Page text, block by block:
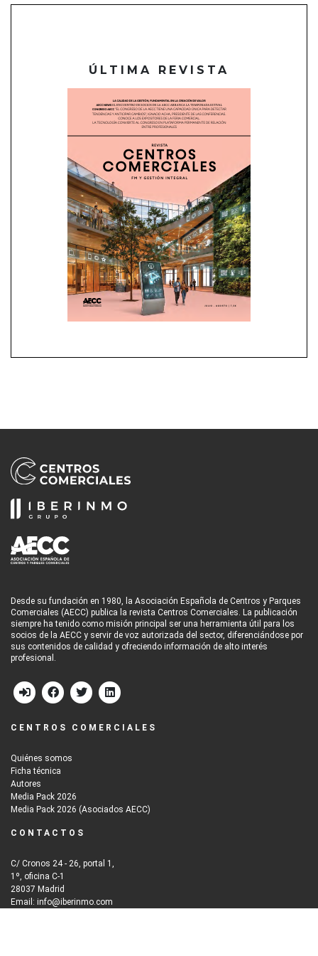
ÚLTIMA REVISTA
Desde su fundación en 1980, la Asociación Española de Centros y Parques
Comerciales (AECC) publica la revista Centros Comerciales. La publicación
siempre ha tenido como misión principal ser una herramienta útil para los
socios de la AECC y servir de voz autorizada del sector, diferenciándose por
sus contenidos de calidad y ofreciendo información de alto interés
profesional.
CENTROS COMERCIALES
Quiénes somos
Ficha técnica
Autores
Media Pack 2026
Media Pack 2026 (Asociados AECC)
CONTACTOS
C/ Cronos 24 - 26, portal 1,
1º, oficina C-1
28037 Madrid
Email: info@iberinmo.com